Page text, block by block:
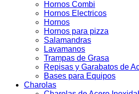
Hornos Combi
Hornos Electricos
Hornos
Hornos para pizza
Salamandras
Lavamanos
Trampas de Grasa
Repisas y Garabatos de
Bases para Equipos
Charolas